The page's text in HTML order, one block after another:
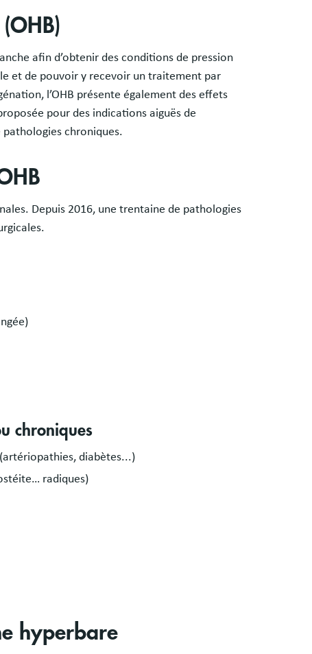
afin d’obtenir des conditions de pression
et de pouvoir y recevoir un traitement par
l’OHB présente également des effets
pour des indications aiguës de
chroniques.
Depuis 2016, une trentaine de pathologies
chroniques
diabètes...)
radiques)
hyperbare